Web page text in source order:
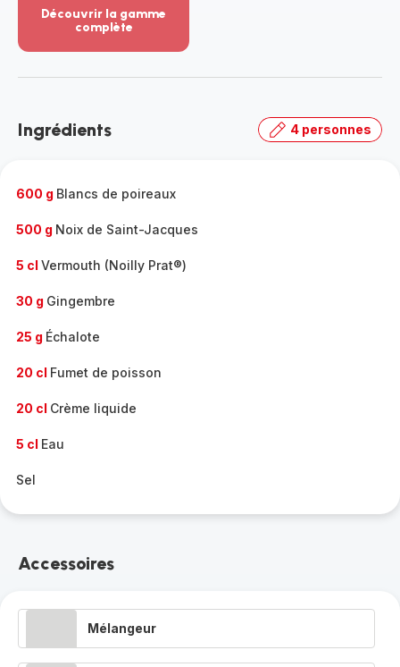
Découvrir la gamme
complète
-
gamme
Ingrédients 4 personnes
600 g Blancs de poireaux
500 g Noix de Saint-Jacques
5 cl Vermouth (Noilly Prat®)
30 g Gingembre
25 g Échalote
20 cl Fumet de poisson
20 cl Crème liquide
5 cl Eau
Sel
Accessoires
Mélangeur